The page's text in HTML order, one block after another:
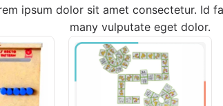
ipsum dolor sit amet consectetur. Id
many vulputate eget dolor.